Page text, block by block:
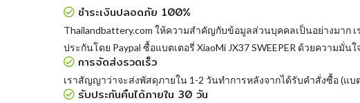
ชำระเงินปลอดภัย 100%
Thailandbattery.com ให้ความสำคัญกับข้อมูลส่วนบุคคลเป็นอย่างมาก
ประกันโดย Paypal ซื้อแบตเตอรี่ XiaoMi JX37 SWEEPER ด้วยความมั่นใ
การจัดส่งรวดเร็ว
เราสัญญาว่าจะส่งพัสดุภายใน 1-2 วันทำการหลังจากได้รับคำสั่งซื้อ (แ
รับประกันคืนได้ภายใน 30 วัน